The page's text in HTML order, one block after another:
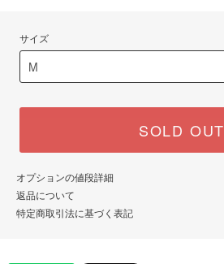
サイズ
SOLD OUT
オプションの値段詳細
返品について
特定商取引法に基づく表記